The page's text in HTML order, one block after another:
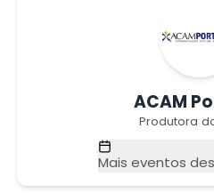
ACAM
Produtora
Mais eventos